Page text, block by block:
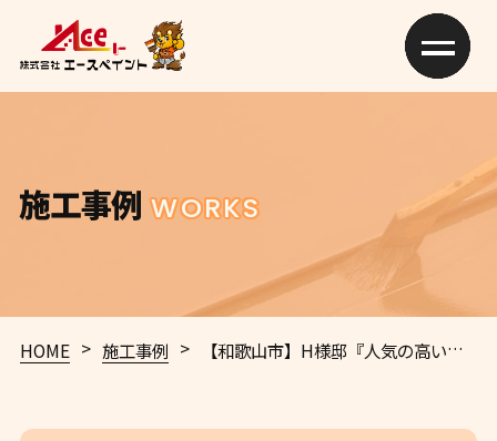
施工事例 WORKS
HOME > 施工事例 > 【和歌山市】H様邸 『人気の高い明るめのグレージュ系の外壁とブラウン系の屋根で、光沢感を持たせつつ落ち着いた色合いの仕上がりに…✧₊°』